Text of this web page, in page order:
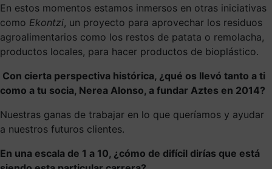
En estos momentos estamos inmersos en otras iniciativas
como Ekontzi, un proyecto para aprovechar los residuos
agroalimentarios como los restos de patata o remolacha,
productos locales, para hacer productos de bioplástico.
Con cierta perspectiva histórica, ¿qué os llevó tanto a ti
como a tu socia, Nerea Alonso, a fundar Aztes en 2014?
Nuestras ganas de trabajar en lo que queríamos y ayudar
a nuestros futuros clientes.
En una escala de 1 a 10, ¿cómo de difícil dirías que está